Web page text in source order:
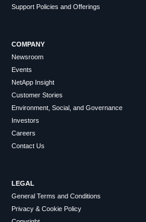
Support Policies and Offerings
COMPANY
Newsroom
Events
NetApp Insight
Customer Stories
Environment, Social, and Governance
Investors
Careers
Contact Us
LEGAL
General Terms and Conditions
Privacy & Cookie Policy